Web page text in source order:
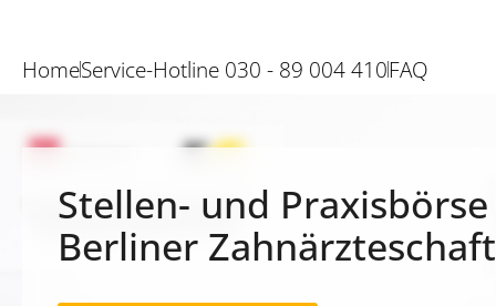
HomeService-Hotline 030 - 89 004 410FAQ
Stellen- und
Berliner Zahnärzteschaft